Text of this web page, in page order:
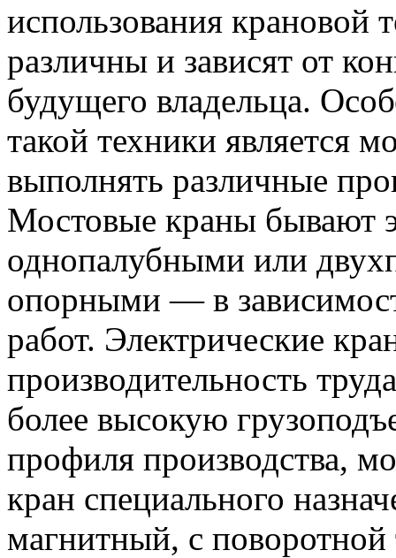
использования крановой
различны и зависят от
будущего владельца.
такой техники является
выполнять различные
Мостовые краны бывают
однопалубными или
опорными — в
работ. Электрические
производительность
более высокую
профиля производства,
кран специального
магнитный, с